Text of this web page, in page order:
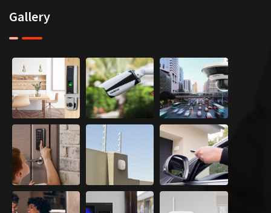
Gallery